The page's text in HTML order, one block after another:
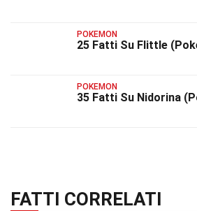
POKEMON
25 Fatti Su Flittle
POKEMON
35 Fatti Su Nidorina
FATTI CORRELATI